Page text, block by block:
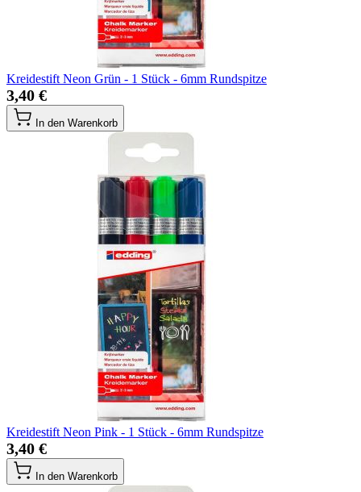
Kreidestift Neon Grün - 1 Stück - 6mm Rundspitze
3,40 €
In den Warenkorb
Kreidestift Neon Pink - 1 Stück - 6mm Rundspitze
3,40 €
In den Warenkorb